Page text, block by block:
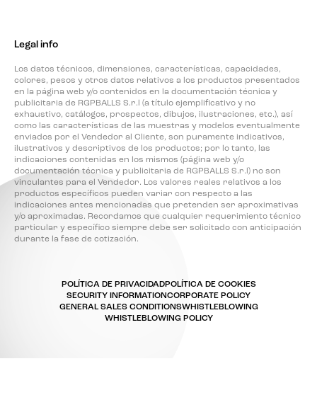
Legal info
Los datos técnicos, dimensiones, características, capacidades,
colores, pesos y otros datos relativos a los productos presentados
en la página web y/o contenidos en la documentación técnica y
publicitaria de RGPBALLS S.r.l (a título ejemplificativo y no
exhaustivo, catálogos, prospectos, dibujos, ilustraciones, etc.), así
como las características de las muestras y modelos eventualmente
enviados por el Vendedor al Cliente, son puramente indicativos,
ilustrativos y descriptivos de los productos; por lo tanto, las
indicaciones contenidas en los mismos (página web y/o
documentación técnica y publicitaria de RGPBALLS S.r.l) no son
vinculantes para el Vendedor. Los valores reales relativos a los
productos específicos pueden variar con respecto a las
indicaciones antes mencionadas que pretenden ser aproximativas
y/o aproximadas. Recordamos que cualquier requerimiento técnico
particular y específico siempre debe ser solicitado con anticipación
durante la fase de cotización.
POLÍTICA DE PRIVACIDADPOLÍTICA DE COOKIES
SECURITY INFORMATIONCORPORATE POLICY
GENERAL SALES CONDITIONSWHISTLEBLOWING
WHISTLEBLOWING POLICY